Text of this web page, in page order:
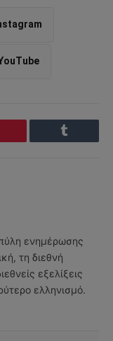
Tumblr
ενημέρωσης
τη διεθνή
εξελίξεις
ελληνισμό.